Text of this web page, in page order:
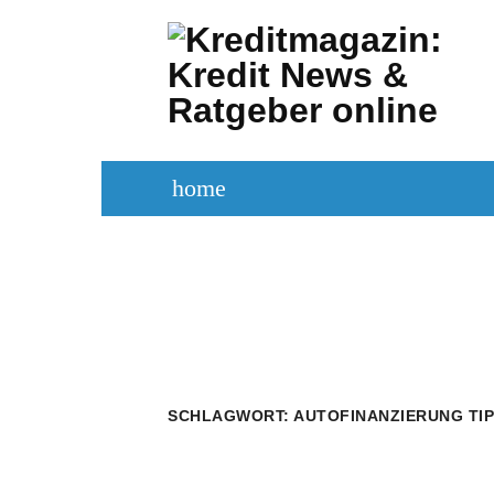
home
SCHLAGWORT: AUTOFINANZIERUNG